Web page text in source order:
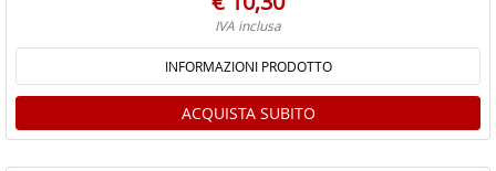
IVA inclusa
INFORMAZIONI PRODOTTO
ACQUISTA SUBITO